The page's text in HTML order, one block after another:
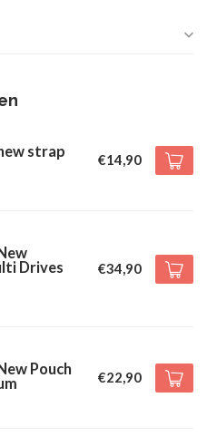
strap
€14,90
Drives
€34,90
Pouch
€22,90